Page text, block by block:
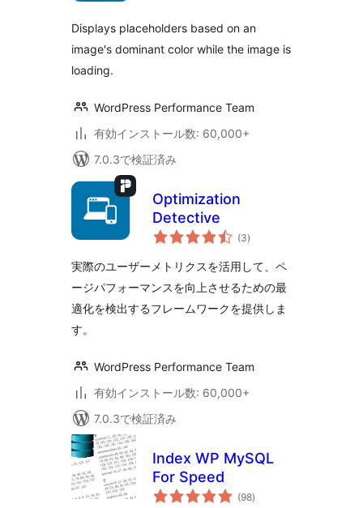
Displays placeholders based on an
image's dominant color while the image is
loading.
WordPress Performance Team
有効インストール数: 60,000+
7.0.3で検証済み
Optimization
Detective
(3個
の
価
)
実際のユーザーメトリクスを活用して、ペ
ージパフォーマンスを向上させるための最
適化を検出するフレームワークを提供しま
す。
WordPress Performance Team
有効インストール数: 60,000+
7.0.3で検証済み
Index WP MySQL
For Speed
(98個
の)